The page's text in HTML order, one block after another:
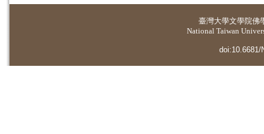
臺灣大學文學院佛
National Taiwan
doi:10.6681/